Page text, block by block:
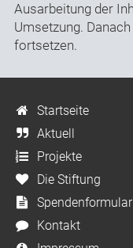
Ausarbeitung der
Umsetzung.
fortsetzen.
Startseite
Aktuell
Projekte
Die Stiftung
Spendenformular
Kontakt